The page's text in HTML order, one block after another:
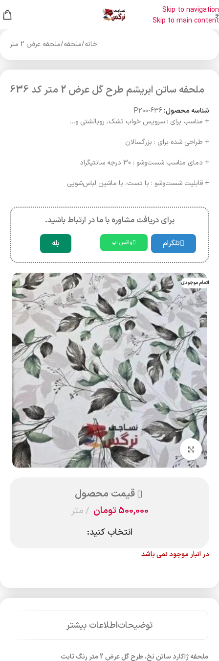
Skip to navigation
Skip to main content
خانه/ملحفه/ملحفه عرض 2 متر
ملحفه ساتن ابریشم طرح گل عرض 2 متر کد 636
شناسه محصول:P200-636
+ مناسب برای : سرویس خواب تشک، روبالشتی و…
+ طراحی شده برای : بزرگسالان
+ دمای مناسب شست‌وشو : 30 درجه سانتیگراد
+ قابلیت شست‌وشو : با دست، با ماشین لباس‌شویی
برای دریافت مشاوره با ما در ارتباط باشید.
تلگرام واتس اپ بله
اتمام موجودی
بزرگنمایی تصویر
قیمت محصول
500,000تومان متر
انتخاب کنید:
در انبار موجود نمی باشد
توضیحاتاطلاعات بیشتر
ملحفه ژاکارد ساتن نخ، طرح گل عرض 2 متر رنگ ثابت